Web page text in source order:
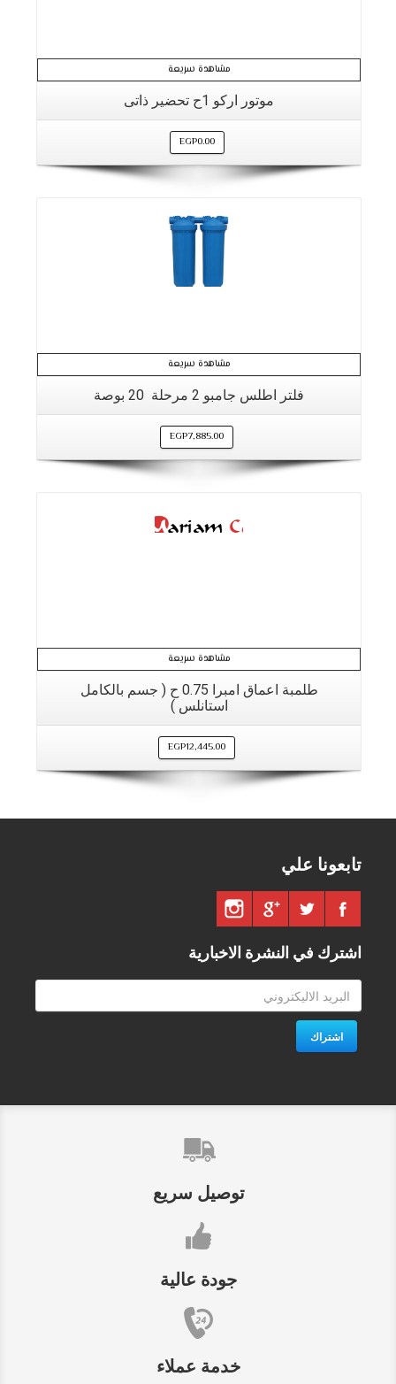
مشاهدة سريعة
موتور اركو 1ح تحضير ذاتى
EGP0.00
مشاهدة سريعة
فلتر اطلس جامبو 2 مرحلة 20 بوصة
EGP7,885.00
مشاهدة سريعة
طلمبة اعماق امبرا 0.75 ح ( جسم بالكامل
استانلس )
EGP12,445.00
تابعونا علي
اشترك في النشرة الاخبارية
اشتراك
توصيل سريع
جودة عالية
خدمة عملاء